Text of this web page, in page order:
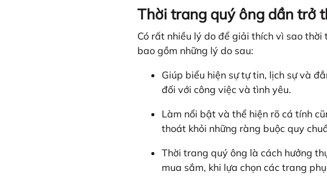
Thời trang quý ông dần trở
Có rất nhiều lý do để giải thích vì sao
bao gồm những lý do sau:
Giúp biểu hiện sự tự tin, lịch sự và
đối với công việc và tình yêu.
Làm nổi bật và thể hiện rõ cá tính
thoát khỏi những ràng buộc quy
Thời trang quý ông là cách hưởng
mua sắm, khi lựa chọn các trang